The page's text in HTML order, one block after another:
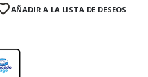
AÑADIR A LA LISTA DE DESEOS